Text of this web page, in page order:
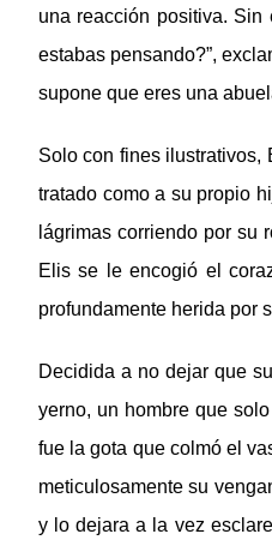
una reacción positiva. Sin
estabas pensando?”,
supone que eres una
Solo con fines ilustrativos,
tratado como a su propio
lágrimas corriendo por su
Elis se le encogió el
profundamente herida por
Decidida a no dejar que
yerno, un hombre que
fue la gota que colmó el
meticulosamente su
y lo dejara a la vez